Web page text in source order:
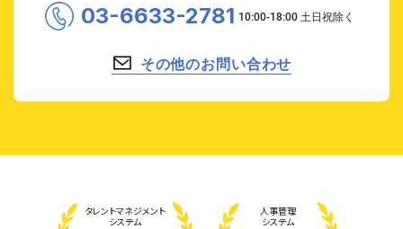
03-6633-2781
その他のお問い合わせ
タレントマネジメント
システム
人事管理
システム